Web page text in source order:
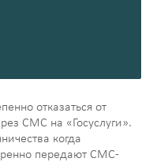
отказаться от
СМС на «Госуслуги».
когда
передают СМС-